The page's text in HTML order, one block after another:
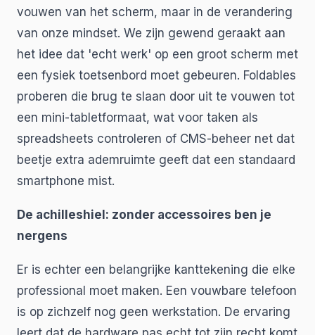
vouwen van het scherm, maar in de verandering
van onze mindset. We zijn gewend geraakt aan
het idee dat 'echt werk' op een groot scherm met
een fysiek toetsenbord moet gebeuren. Foldables
proberen die brug te slaan door uit te vouwen tot
een mini-tabletformaat, wat voor taken als
spreadsheets controleren of CMS-beheer net dat
beetje extra ademruimte geeft dat een standaard
smartphone mist.
De achilleshiel: zonder accessoires ben je
nergens
Er is echter een belangrijke kanttekening die elke
professional moet maken. Een vouwbare telefoon
is op zichzelf nog geen werkstation. De ervaring